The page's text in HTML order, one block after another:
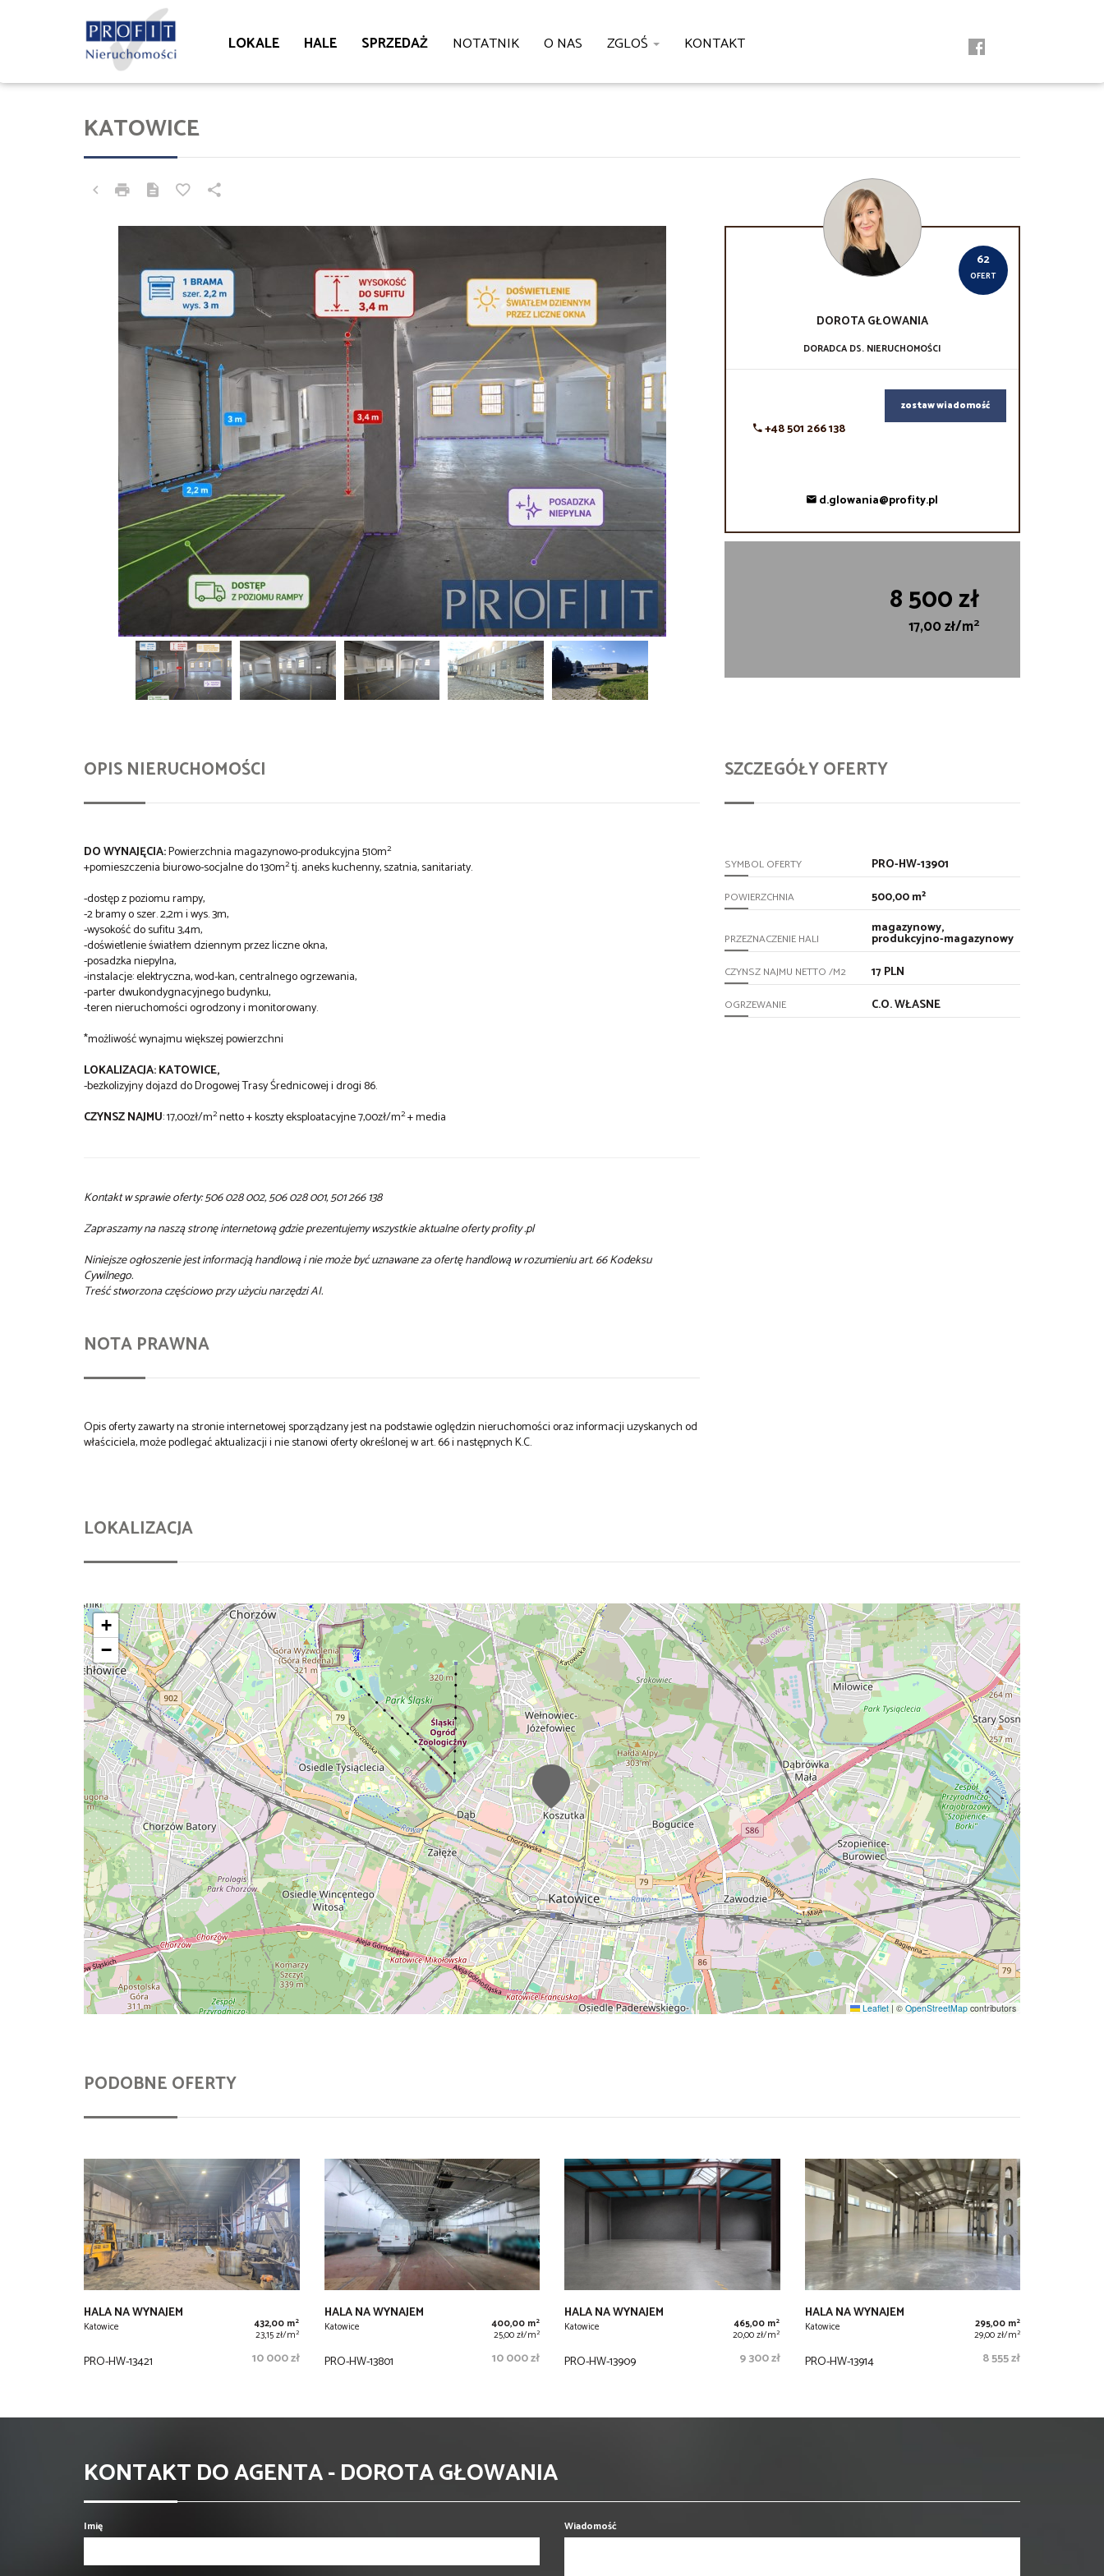
LOKALE HALE SPRZEDAŻ NOTATNIK O NAS ZGLOŚ KONTAKT
KATOWICE
62
OFERT
DOROTAGŁOWANIA
DORADCA DS. NIERUCHOMOŚCI
+48 501 266 138
zostaw wiadomość
d.glowania@profity.pl
8 500 zł
17,00 zł/m2
OPIS NIERUCHOMOŚCI
DO WYNAJĘCIA:Powierzchnia magazynowo-produkcyjna 510m2
+pomieszczenia biurowo-socjalne do 130m2tj. aneks kuchenny, szatnia, sanitariaty.
-dostęp z poziomu rampy,
-2 bramy o szer. 2,2m i wys. 3m,
-wysokość do sufitu 3,4m,
-doświetlenie światłem dziennym przez liczne okna,
-posadzka niepylna,
-instalacje: elektryczna, wod-kan, centralnego ogrzewania,
-parter dwukondygnacyjnego budynku,
-teren nieruchomości ogrodzony i monitorowany.
*możliwość wynajmu większej powierzchni
LOKALIZACJA: KATOWICE,
-bezkolizyjny dojazd do Drogowej Trasy Średnicowej i drogi 86.
CZYNSZ NAJMU: 17,00zł/m2netto + koszty eksploatacyjne 7,00zł/m2+ media
Kontakt w sprawie oferty: 506 028 002, 506 028 001, 501 266 138
Zapraszamy na naszą stronę internetową gdzie prezentujemy wszystkie aktualne oferty profity .pl
Niniejsze ogłoszenie jest informacją handlową i nie może być uznawane za ofertę handlową w rozumieniu art. 66 Kodeksu
Cywilnego.
Treść stworzona częściowo przy użyciu narzędzi AI.
NOTA PRAWNA
Opis oferty zawarty na stronie internetowej sporządzany jest na podstawie oględzin nieruchomości oraz informacji uzyskanych od
właściciela, może podlegać aktualizacji i nie stanowi oferty określonej w art. 66 i następnych K.C.
SZCZEGÓŁY OFERTY
SYMBOL OFERTY PRO-HW-13901
POWIERZCHNIA 500,00 m²
PRZEZNACZENIE HALI
magazynowy,
produkcyjno-magazynowy
CZYNSZ NAJMU NETTO /M2 17 PLN
OGRZEWANIE C.O. WŁASNE
LOKALIZACJA
+
−
Leaflet | © OpenStreetMap contributors
PODOBNE OFERTY
HALA NA WYNAJEM
Katowice 432,00 m2
23,15 zł/m2
PRO-HW-13421 10 000 zł
HALA NA WYNAJEM
Katowice 400,00 m2
25,00 zł/m2
PRO-HW-13801 10 000 zł
HALA NA WYNAJEM
Katowice 465,00 m2
20,00 zł/m2
PRO-HW-13909 9 300 zł
HALA NA WYNAJEM
Katowice 295,00 m2
29,00 zł/m2
PRO-HW-13914 8 555 zł
KONTAKT DO AGENTA - DOROTA GŁOWANIA
Imię Wiadomość